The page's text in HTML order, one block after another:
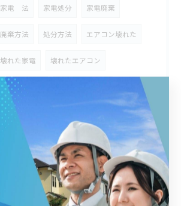
家電 法 家電処分 家電廃棄
廃棄方法 処分方法 エアコン壊れた
壊れた家電 壊れたエアコン
壊れた扇風機
壊れた扇風機処分
壊れた扇風機 処分方法
壊れたエアコン 処分方法
扇風機動かない エアコン 動かない